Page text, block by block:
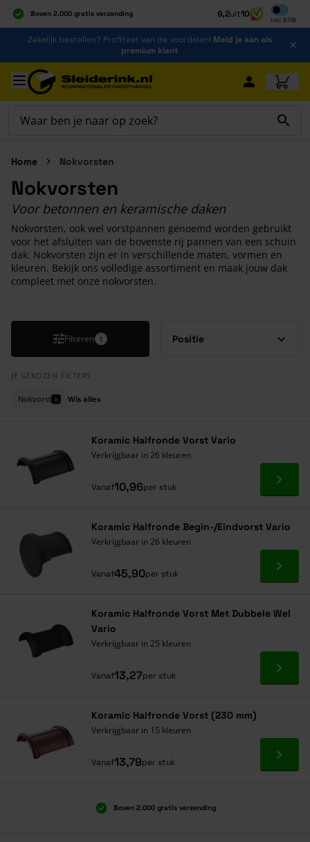
Boven 2.000 gratis verzending
Al 40 jaar dé specialist
Alles onder één dak
9,2uit10
Incl BTW
Inclusief
Ga naar de inhoud
Zakelijk bestellen? Profiteer van de voordelen! Meld je aan als
premium klant
Ga naar hoofdinhoud
Home Nokvorsten
Nokvorsten
Voor betonnen en keramische daken
Nokvorsten, ook wel vorstpannen genoemd worden gebruikt
voor het afsluiten van de bovenste rij pannen van een schuin
dak. Nokvorsten zijn er in verschillende maten, vormen en
kleuren. Bekijk ons volledige assortiment en maak jouw dak
compleet met onze nokvorsten.
Filteren 1
JE GEKOZEN FILTERS
Nokvorst × Wis alles
Koramic Halfronde Vorst Vario
Verkrijgbaar in 26 kleuren
Vanaf10,96per stuk Ga
Koramic Halfronde Begin-/Eindvorst Vario
Verkrijgbaar in 26 kleuren
Vanaf45,90per stuk Ga
Koramic Halfronde Vorst Met Dubbele Wel
Vario
Verkrijgbaar in 25 kleuren
Vanaf13,27per stuk Ga
Koramic Halfronde Vorst (230 mm)
Verkrijgbaar in 15 kleuren
Vanaf13,79per stuk Ga
Boven 2.000 gratis verzending